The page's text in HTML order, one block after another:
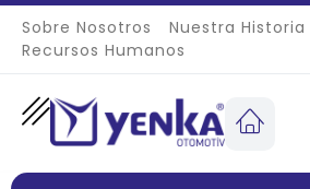
Sobre Nosotros Nuestra Historia
Recursos Humanos